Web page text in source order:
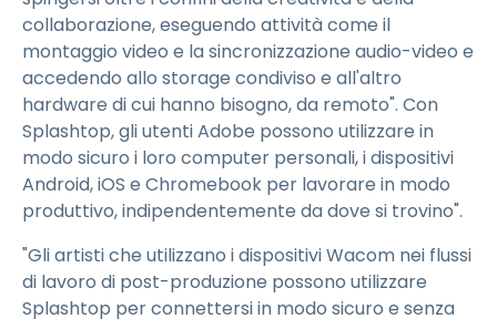
collaborazione, eseguendo attività come il
montaggio video e la sincronizzazione audio-video e
accedendo allo storage condiviso e all'altro
hardware di cui hanno bisogno, da remoto". Con
Splashtop, gli utenti Adobe possono utilizzare in
modo sicuro i loro computer personali, i dispositivi
Android, iOS e Chromebook per lavorare in modo
produttivo, indipendentemente da dove si trovino".
"Gli artisti che utilizzano i dispositivi Wacom nei flussi
di lavoro di post-produzione possono utilizzare
Splashtop per connettersi in modo sicuro e senza